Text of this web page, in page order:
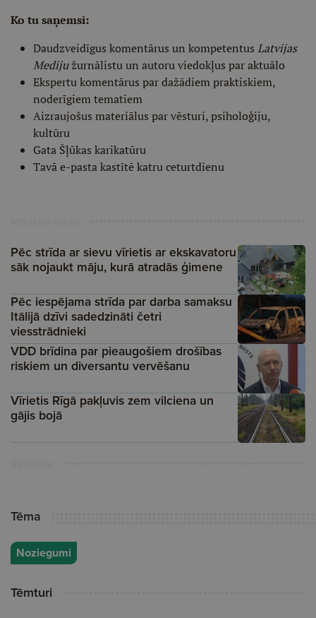
Ko tu saņemsi:
Daudzveidīgus komentārus un kompetentus Latvijas
Medijužurnālistu un autoru viedokļus par aktuālo
Ekspertu komentārus par dažādiem praktiskiem,
noderīgiem tematiem
Aizraujošus materiālus par vēsturi, psiholoģiju,
kultūru
Gata Šļūkas karikatūru
Tavā e-pasta kastītē katru ceturtdienu
Pēc strīda ar sievu vīrietis ar ekskavatoru
sāk nojaukt māju, kurā atradās ģimene
Pēc iespējama strīda par darba samaksu
Itālijā dzīvi sadedzināti četri
viesstrādnieki
VDD brīdina par pieaugošiem drošības
riskiem un diversantu vervēšanu
Vīrietis Rīgā pakļuvis zem vilciena un
gājis bojā
Tēma
Noziegumi
Tēmturi